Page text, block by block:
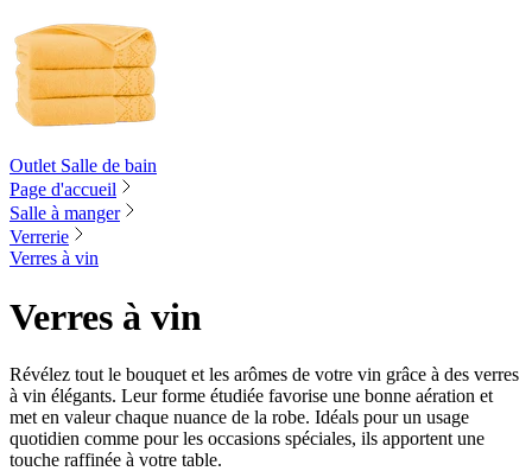
Outlet Salle de bain
Page d'accueil
Salle à manger
Verrerie
Verres à vin
Verres à vin
Révélez tout le bouquet et les arômes de votre vin grâce à des verres
à vin élégants. Leur forme étudiée favorise une bonne aération et
met en valeur chaque nuance de la robe. Idéals pour un usage
quotidien comme pour les occasions spéciales, ils apportent une
touche raffinée à votre table.